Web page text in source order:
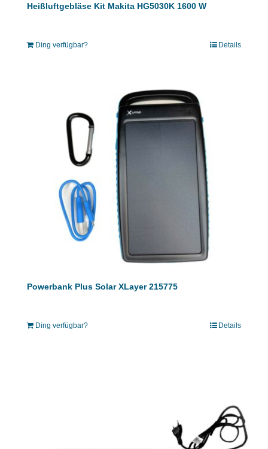
Heißluftgebläse Kit Makita HG5030K 1600 W
Ding verfügbar? Details
Powerbank Plus Solar XLayer 215775
Ding verfügbar? Details